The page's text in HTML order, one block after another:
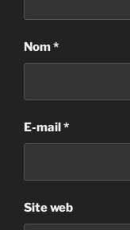
Nom*
E-mail*
Site web